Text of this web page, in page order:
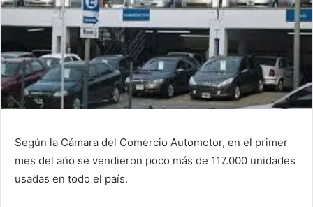
Según la Cámara del Comercio Automotor, en el primer
mes del año se vendieron poco más de 117.000 unidades
usadas en todo el país.